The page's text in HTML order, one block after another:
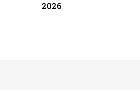
2026